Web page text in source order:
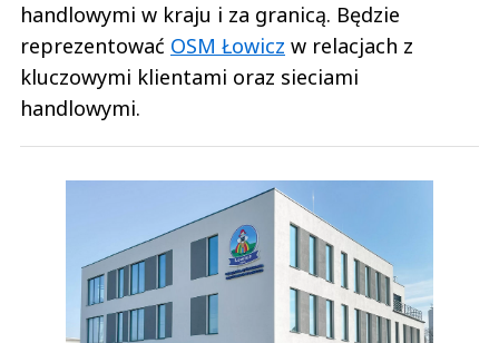
handlowymi w kraju i za granicą. Będzie
reprezentować OSM Łowicz w relacjach z
kluczowymi klientami oraz sieciami
handlowymi.